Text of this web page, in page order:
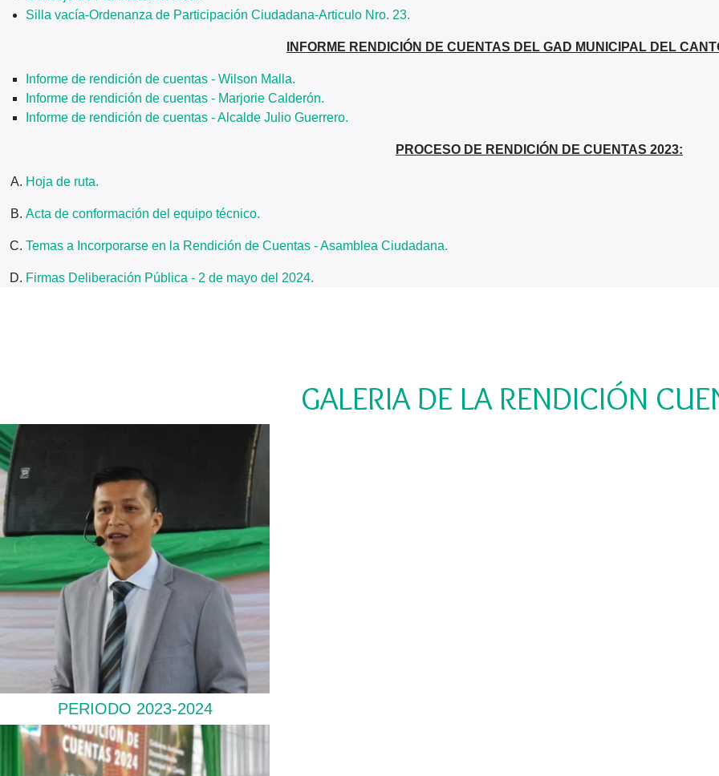
Silla vacía-Ordenanza de Participación Ciudadana-Articulo Nro. 23.
INFORME RENDICIÓN DE CUENTAS DEL GAD MUNICIPAL DEL
Informe de rendición de cuentas - Wilson Malla.
Informe de rendición de cuentas - Marjorie Calderón.
Informe de rendición de cuentas - Alcalde Julio Guerrero.
PROCESO DE RENDICIÓN DE CUENTAS 2023:
Hoja de ruta.
Acta de conformación del equipo técnico.
Temas a Incorporarse en la Rendición de Cuentas - Asamblea Ciudadana.
Firmas Deliberación Pública - 2 de mayo del 2024.
GALERIA DE LA RENDICIÓN
PERIODO 2023-2024